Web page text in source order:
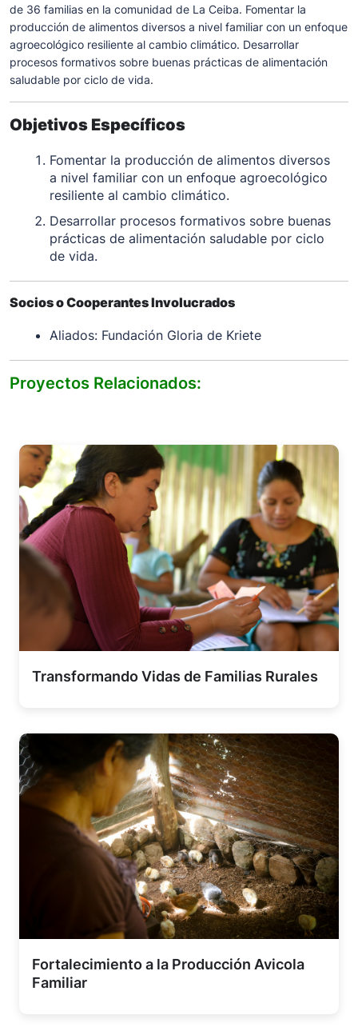
de 36 familias en la comunidad de La Ceiba. Fomentar la
producción de alimentos diversos a nivel familiar con un enfoque
agroecológico resiliente al cambio climático. Desarrollar
procesos formativos sobre buenas prácticas de alimentación
saludable por ciclo de vida.
Objetivos Específicos
Fomentar la producción de alimentos diversos
a nivel familiar con un enfoque agroecológico
resiliente al cambio climático.
Desarrollar procesos formativos sobre buenas
prácticas de alimentación saludable por ciclo
de vida.
Socios o Cooperantes Involucrados
Aliados: Fundación Gloria de Kriete
Proyectos Relacionados:
Transformando Vidas de Familias Rurales
Fortalecimiento a la Producción Avicola
Familiar